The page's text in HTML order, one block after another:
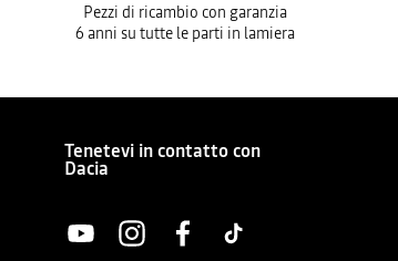
Pezzi di ricambio con garanzia
6 anni su tutte le parti in lamiera
Tenetevi in contatto con
Dacia